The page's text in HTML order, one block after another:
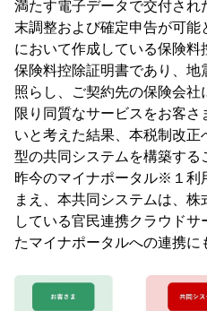
満たす電子データで交付さ
末調整および確定申告が可
において作成している保険
保険料控除証明書であり、地
照らし、ご契約先の保険会
限り同質なサービスをお客
いと考えた結果、本税制改
型の共同システムを構築する
昨今のマイナポータル※１利
まえ、本共同システムは、
している官民連携クラウド
たマイナポータルへの連携に